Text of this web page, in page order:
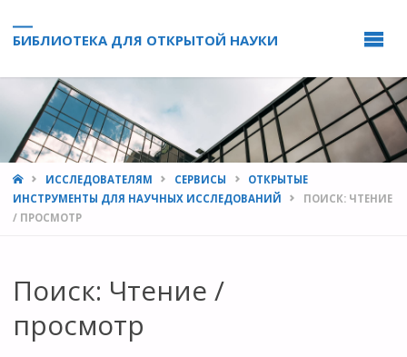
БИБЛИОТЕКА ДЛЯ ОТКРЫТОЙ НАУКИ
HOMEИССЛЕДОВАТЕЛЯМ СЕРВИСЫ
ОТКРЫТЫЕ
ИНСТРУМЕНТЫ ДЛЯ НАУЧНЫХ ИССЛЕДОВАНИЙ
ПОИСК: ЧТЕНИЕ
/ ПРОСМОТР
Поиск: Чтение /
просмотр